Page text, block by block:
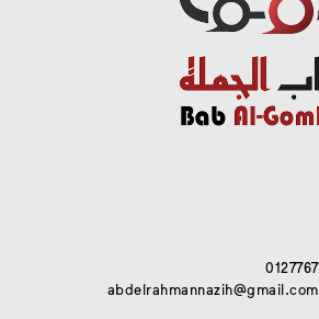
abdelrahmannazih@gmail.com